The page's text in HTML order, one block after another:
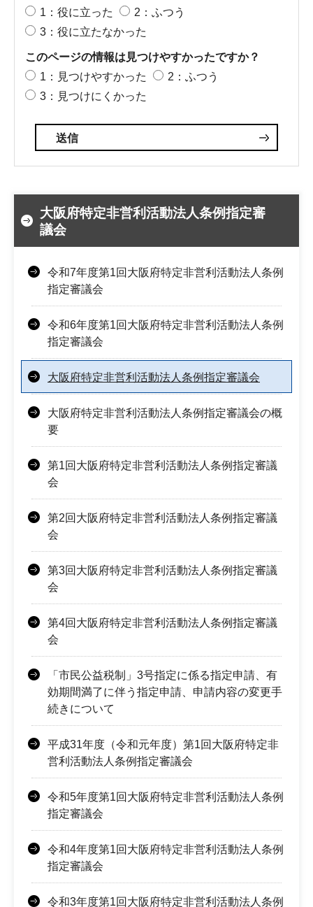
1：役に立った
2：ふつう
3：役に立たなかった
このページの情報は見つけやすかったですか？
1：見つけやすかった
2：ふつう
3：見つけにくかった
大阪府特定非営利活動法人条例指定審
議会
令和7年度第1回大阪府特定非営利活動法人条例
指定審議会
令和6年度第1回大阪府特定非営利活動法人条例
指定審議会
大阪府特定非営利活動法人条例指定審議会
大阪府特定非営利活動法人条例指定審議会の概
要
第1回大阪府特定非営利活動法人条例指定審議
会
第2回大阪府特定非営利活動法人条例指定審議
会
第3回大阪府特定非営利活動法人条例指定審議
会
第4回大阪府特定非営利活動法人条例指定審議
会
「市民公益税制」3号指定に係る指定申請、有
効期間満了に伴う指定申請、申請内容の変更手
続きについて
平成31年度（令和元年度）第1回大阪府特定非
営利活動法人条例指定審議会
令和5年度第1回大阪府特定非営利活動法人条例
指定審議会
令和4年度第1回大阪府特定非営利活動法人条例
指定審議会
令和3年度第1回大阪府特定非営利活動法人条例